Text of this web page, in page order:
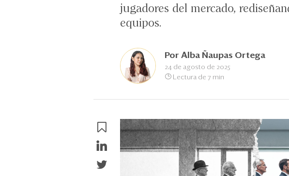
jugadores del mercado,
equipos.
Por Alba Ñaupas Ortega
24 de agosto de 2025
Lectura de 7 min